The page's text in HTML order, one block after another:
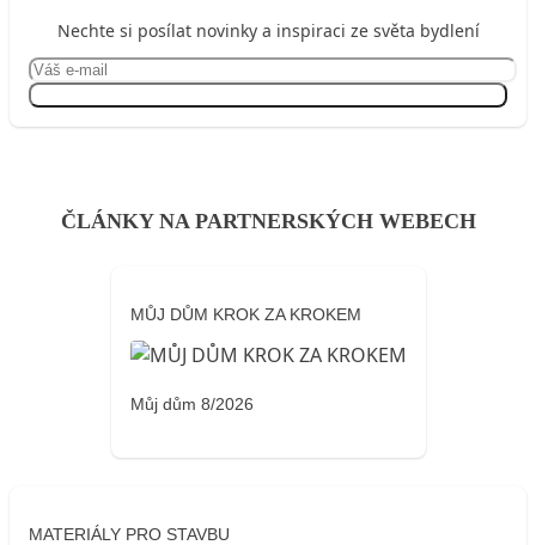
Nechte si posílat novinky a inspiraci ze světa bydlení
ČLÁNKY NA PARTNERSKÝCH WEBECH
MŮJ DŮM KROK ZA KROKEM
Můj dům 8/2026
MATERIÁLY PRO STAVBU